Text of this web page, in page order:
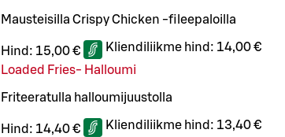
Mausteisilla Crispy Chicken -fileepaloilla
Hind: 15,00 € Kliendiliikme hind: 14,00 €
Loaded Fries- Halloumi
Friteeratulla halloumijuustolla
Hind: 14,40 € Kliendiliikme hind: 13,40 €